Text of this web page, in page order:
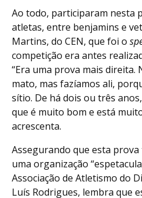
Ao todo, participaram nesta
atletas, entre benjamins e
Martins, do CEN, que foi o
competição era antes
“Era uma prova mais direita.
mato, mas fazíamos ali,
sítio. De há dois ou três
que é muito bom e está
acrescenta.
Assegurando que esta prova
uma organização
Associação de Atletismo do
Luís Rodrigues, lembra que